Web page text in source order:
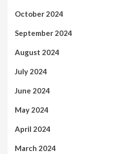
October 2024
September 2024
August 2024
July 2024
June 2024
May 2024
April 2024
March 2024